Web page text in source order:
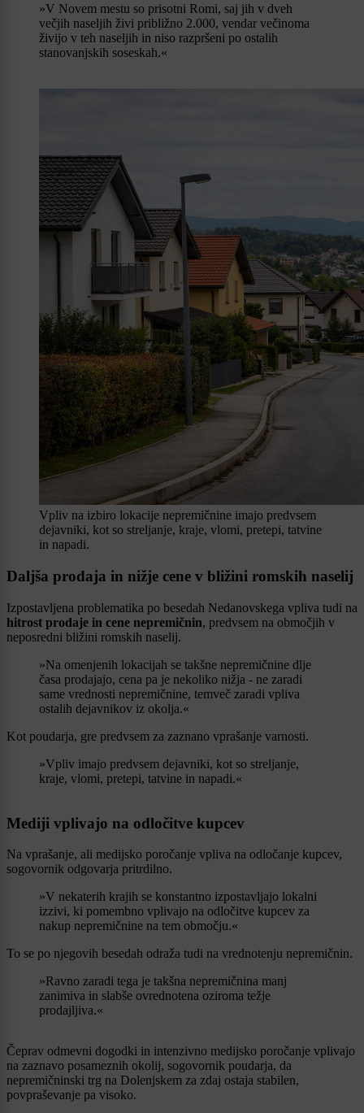
»V Novem mestu so prisotni Romi, saj jih v dveh
večjih naseljih živi približno 2.000, vendar večinoma
živijo v teh naseljih in niso razpršeni po ostalih
stanovanjskih soseskah.«
Vpliv na izbiro lokacije nepremičnine imajo predvsem
dejavniki, kot so streljanje, kraje, vlomi, pretepi, tatvine
in napadi.
Daljša prodaja in nižje cene v bližini romskih naselij
Izpostavljena problematika po besedah Nedanovskega vpliva tudi na
hitrost prodaje in cene nepremičnin, predvsem na območjih v
neposredni bližini romskih naselij.
»Na omenjenih lokacijah se takšne nepremičnine dlje
časa prodajajo, cena pa je nekoliko nižja - ne zaradi
same vrednosti nepremičnine, temveč zaradi vpliva
ostalih dejavnikov iz okolja.«
Kot poudarja, gre predvsem za zaznano vprašanje varnosti.
»Vpliv imajo predvsem dejavniki, kot so streljanje,
kraje, vlomi, pretepi, tatvine in napadi.«
Mediji vplivajo na odločitve kupcev
Na vprašanje, ali medijsko poročanje vpliva na odločanje kupcev,
sogovornik odgovarja pritrdilno.
»V nekaterih krajih se konstantno izpostavljajo lokalni
izzivi, ki pomembno vplivajo na odločitve kupcev za
nakup nepremičnine na tem območju.«
To se po njegovih besedah odraža tudi na vrednotenju nepremičnin.
»Ravno zaradi tega je takšna nepremičnina manj
zanimiva in slabše ovrednotena oziroma težje
prodajljiva.«
Čeprav odmevni dogodki in intenzivno medijsko poročanje vplivajo
na zaznavo posameznih okolij, sogovornik poudarja, da
nepremičninski trg na Dolenjskem za zdaj ostaja stabilen,
povpraševanje pa visoko.